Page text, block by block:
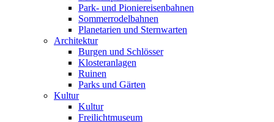
Park- und Pioniereisenbahnen
Sommerrodelbahnen
Planetarien und Sternwarten
Architektur
Burgen und Schlösser
Klosteranlagen
Ruinen
Parks und Gärten
Kultur
Kultur
Freilichtmuseum